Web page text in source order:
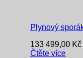
Plynový
133 499,00 Kč
Čtěte více